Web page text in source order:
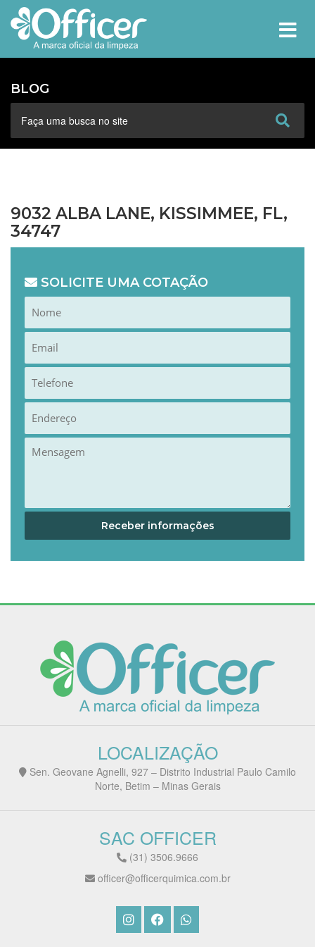
BLOG
9032 ALBA LANE, KISSIMMEE, FL,
34747
SOLICITE UMA COTAÇÃO
LOCALIZAÇÃO
Sen. Geovane Agnelli, 927 – Distrito Industrial Paulo Camilo
Norte, Betim – Minas Gerais
SAC OFFICER
(31) 3506.9666
officer@officerquimica.com.br